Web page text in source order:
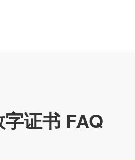
证书 FAQ